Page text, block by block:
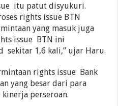
itu patut disyukuri.
rights issue BTN
yang masuk juga
issue BTN ini
sekitar 1,6 kali,” ujar Haru.
rights issue Bank
yang besar dari para
kinerja perseroan.